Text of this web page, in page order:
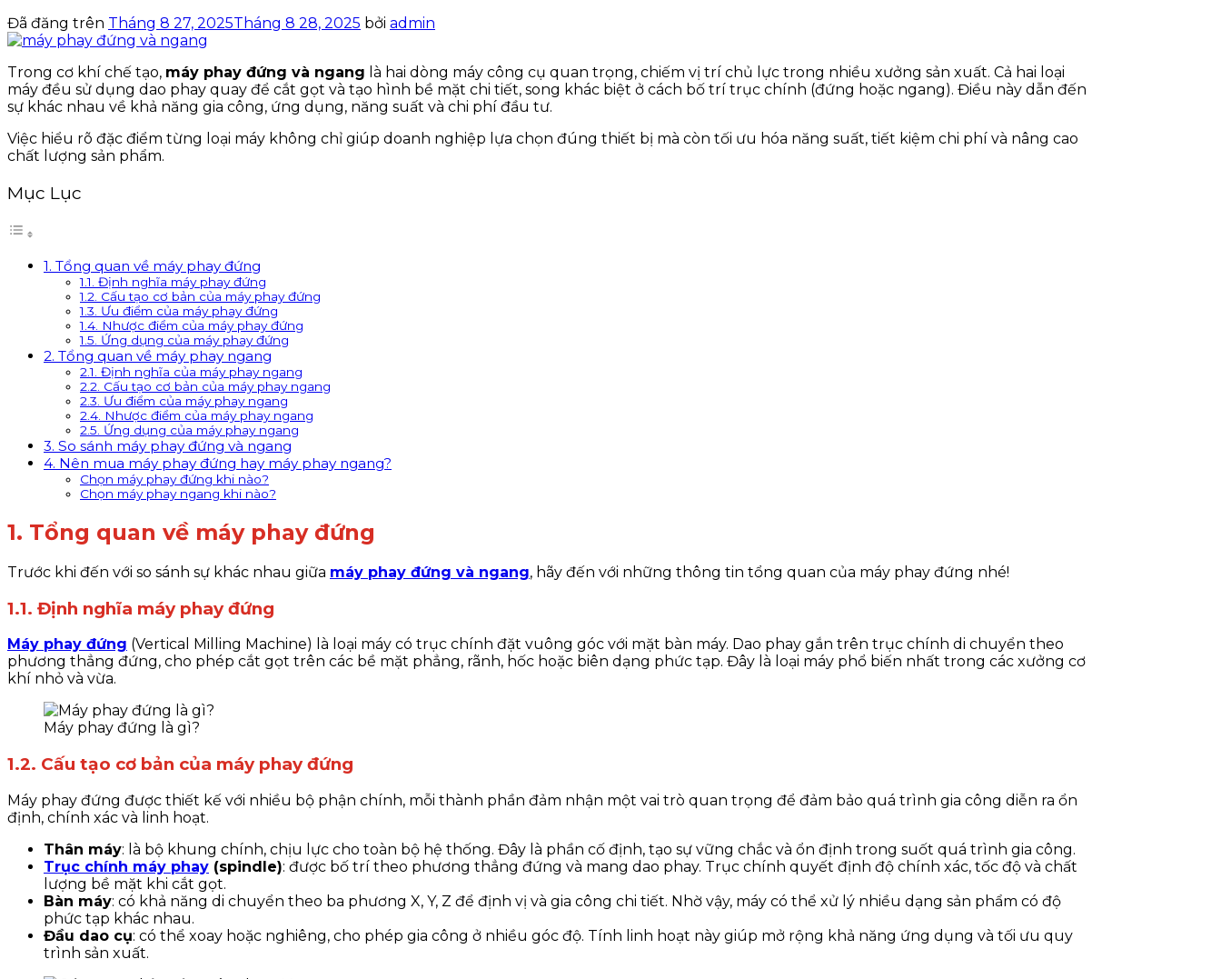
Đã đăng trên Tháng 8 27, 2025Tháng 8 28, 2025 bởi admin
Trong cơ khí chế tạo, máy phay đứng và ngang là hai dòng máy công cụ quan trọng, chiếm vị trí chủ lực trong nhiều xưởng sản xuất. Cả hai loại
máy đều sử dụng dao phay quay để cắt gọt và tạo hình bề mặt chi tiết, song khác biệt ở cách bố trí trục chính (đứng hoặc ngang). Điều này dẫn đến
sự khác nhau về khả năng gia công, ứng dụng, năng suất và chi phí đầu tư.
Việc hiểu rõ đặc điểm từng loại máy không chỉ giúp doanh nghiệp lựa chọn đúng thiết bị mà còn tối ưu hóa năng suất, tiết kiệm chi phí và nâng cao
chất lượng sản phẩm.
Mục Lục
1. Tổng quan về máy phay đứng
1.1. Định nghĩa máy phay đứng
1.2. Cấu tạo cơ bản của máy phay đứng
1.3. Ưu điểm của máy phay đứng
1.4. Nhược điểm của máy phay đứng
1.5. Ứng dụng của máy phay đứng
2. Tổng quan về máy phay ngang
2.1. Định nghĩa của máy phay ngang
2.2. Cấu tạo cơ bản của máy phay ngang
2.3. Ưu điểm của máy phay ngang
2.4. Nhược điểm của máy phay ngang
2.5. Ứng dụng của máy phay ngang
3. So sánh máy phay đứng và ngang
4. Nên mua máy phay đứng hay máy phay ngang?
Chọn máy phay đứng khi nào?
Chọn máy phay ngang khi nào?
1. Tổng quan về máy phay đứng
Trước khi đến với so sánh sự khác nhau giữa máy phay đứng và ngang, hãy đến với những thông tin tổng quan của máy phay đứng nhé!
1.1. Định nghĩa máy phay đứng
Máy phay đứng (Vertical Milling Machine) là loại máy có trục chính đặt vuông góc với mặt bàn máy. Dao phay gắn trên trục chính di chuyển theo
phương thẳng đứng, cho phép cắt gọt trên các bề mặt phẳng, rãnh, hốc hoặc biên dạng phức tạp. Đây là loại máy phổ biến nhất trong các xưởng cơ
khí nhỏ và vừa.
Máy phay đứng là gì?
1.2. Cấu tạo cơ bản của máy phay đứng
Máy phay đứng được thiết kế với nhiều bộ phận chính, mỗi thành phần đảm nhận một vai trò quan trọng để đảm bảo quá trình gia công diễn ra ổn
định, chính xác và linh hoạt.
Thân máy: là bộ khung chính, chịu lực cho toàn bộ hệ thống. Đây là phần cố định, tạo sự vững chắc và ổn định trong suốt quá trình gia công.
Trục chính máy phay (spindle): được bố trí theo phương thẳng đứng và mang dao phay. Trục chính quyết định độ chính xác, tốc độ và chất
lượng bề mặt khi cắt gọt.
Bàn máy: có khả năng di chuyển theo ba phương X, Y, Z để định vị và gia công chi tiết. Nhờ vậy, máy có thể xử lý nhiều dạng sản phẩm có độ
phức tạp khác nhau.
Đầu dao cụ: có thể xoay hoặc nghiêng, cho phép gia công ở nhiều góc độ. Tính linh hoạt này giúp mở rộng khả năng ứng dụng và tối ưu quy
trình sản xuất.